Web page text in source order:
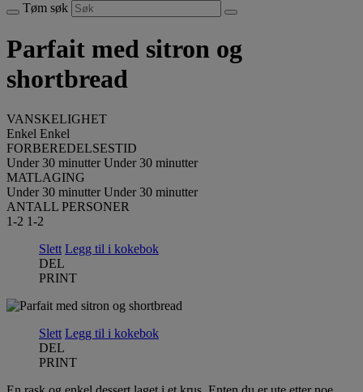
Tøm søk
Parfait med sitron og
shortbread
VANSKELIGHET
Enkel Enkel
FORBEREDELSESTID
Under 30 minutter Under 30 minutter
MATLAGING
Under 30 minutter Under 30 minutter
ANTALL PERSONER
1-2 1-2
Slett Legg til i kokebok
DEL
PRINT
Slett Legg til i kokebok
DEL
PRINT